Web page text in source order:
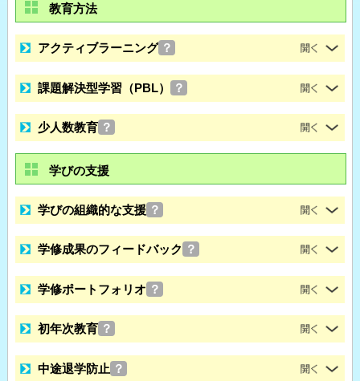
教育方法
アクティブラーニング ？
課題解決型学習（PBL） ？
少人数教育 ？
学びの支援
学びの組織的な支援 ？
学修成果のフィードバック ？
学修ポートフォリオ ？
初年次教育 ？
中途退学防止 ？